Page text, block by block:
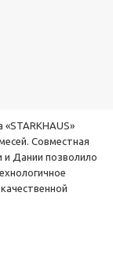
Совместная
и Дании позволило